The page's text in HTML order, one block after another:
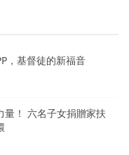
，基督徒的新福音
量！ 六名子女捐贈家扶